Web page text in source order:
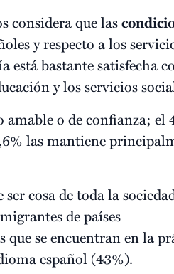
considera que las
y respecto a los
está bastante satisfecha
y los servicios
o de confianza; el
las mantiene
ser cosa de toda la
de países
que se encuentran en la
español (43%).